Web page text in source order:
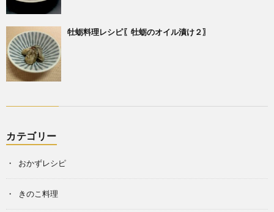
牡蛎料理レシピ〖牡蛎のオイル漬け２〗
カテゴリー
おかずレシピ
きのこ料理